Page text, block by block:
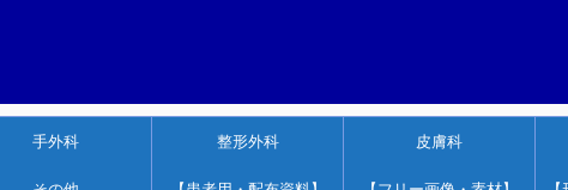
手外科 整形外科 皮膚科